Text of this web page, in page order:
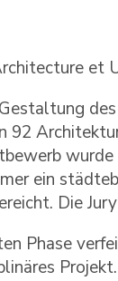
et
92
ein
Die
Phase